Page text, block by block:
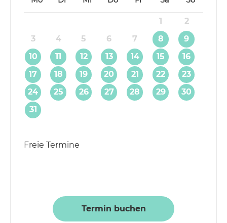
1
2
3
4 5 6 7 8
9
10
11 12 13 14 15
16
17
18 19 20 21 22
23
24
25 26 27 28 29
30
31
Freie Termine
Termin buchen